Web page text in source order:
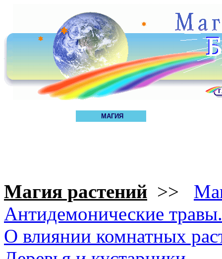
МАГИЯ
Магия растений >>
Антидемонические
О влиянии комнатных